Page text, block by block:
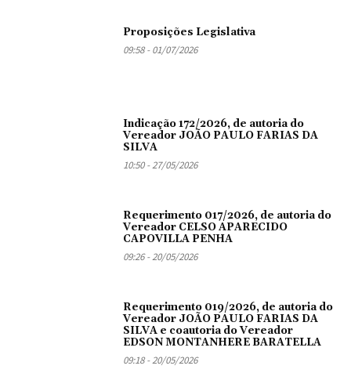
Proposições Legislativa
09:58 - 01/07/2026
Indicação 172/2026, de autoria do
Vereador JOÃO PAULO FARIAS DA
SILVA
10:50 - 27/05/2026
Requerimento 017/2026, de autoria do
Vereador CELSO APARECIDO
CAPOVILLA PENHA
09:26 - 20/05/2026
Requerimento 019/2026, de autoria do
Vereador JOÃO PAULO FARIAS DA
SILVA e coautoria do Vereador
EDSON MONTANHERE BARATELLA
09:18 - 20/05/2026